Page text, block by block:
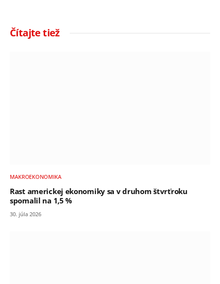
Čítajte tiež
MAKROEKONOMIKA
Rast americkej ekonomiky sa v druhom štvrťroku
spomalil na 1,5 %
30. júla 2026